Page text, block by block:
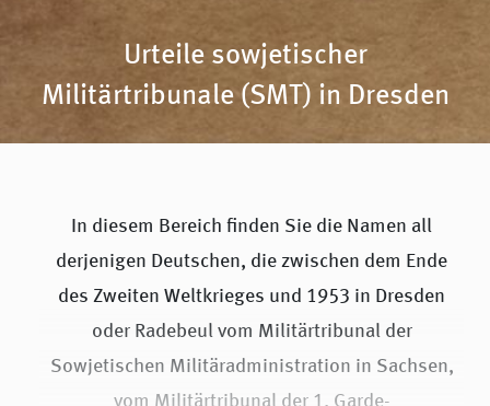
Urteile sowjetischer
Militärtribunale (SMT) in Dresden
In diesem Bereich finden Sie die Namen all
derjenigen Deutschen, die zwischen dem Ende
des Zweiten Weltkrieges und 1953 in Dresden
oder Radebeul vom Militärtribunal der
Sowjetischen Militäradministration in Sachsen,
vom Militärtribunal der 1. Garde-